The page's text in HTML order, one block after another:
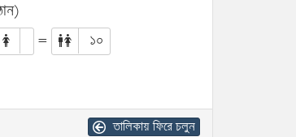
= ১০
তালিকায় ফিরে চলুন